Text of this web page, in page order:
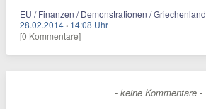
EU / Finanzen / Demonstrationen / Griechenland
28.02.2014 · 14:08 Uhr
[0 Kommentare]
- keine Kommentare -